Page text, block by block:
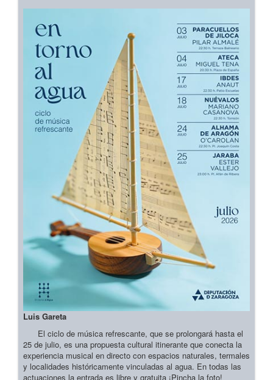
Luis Gareta
El ciclo de música refrescante, que se prolongará hasta el
25 de julio, es una propuesta cultural itinerante que conecta la
experiencia musical en directo con espacios naturales, termales
y localidades históricamente vinculadas al agua. En todas las
actuaciones la entrada es libre y gratuita ¡Pincha la foto!